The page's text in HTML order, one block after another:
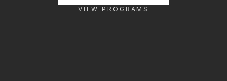
VIEW PROGRAMS